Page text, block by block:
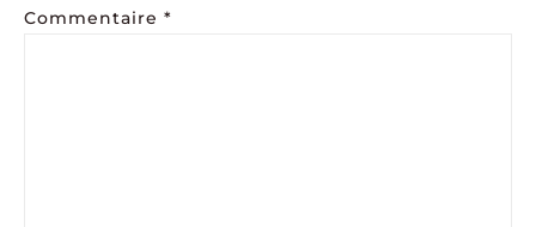
Commentaire *